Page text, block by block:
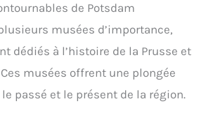
de Potsdam
musées d’importance,
dédiés à l’histoire de la Prusse et
Ces musées offrent une plongée
passé et le présent de la région.